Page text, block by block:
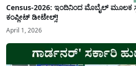
Census-2026: ಇಂದಿನಿಂದ ಮೊಬೈಲ್
ಕಂಪ್ಲೀಟ್ ಡೀಟೇಲ್ಸ್!
April 1, 2026